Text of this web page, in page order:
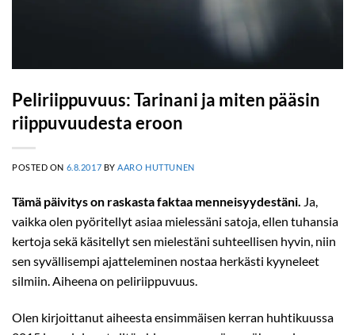
Peliriippuvuus: Tarinani ja miten pääsin
riippuvuudesta eroon
POSTED ON 6.8.2017 BYAARO HUTTUNEN
Tämä päivitys on raskasta faktaa menneisyydestäni. Ja,
vaikka olen pyöritellyt asiaa mielessäni satoja, ellen tuhansia
kertoja sekä käsitellyt sen mielestäni suhteellisen hyvin, niin
sen syvällisempi ajatteleminen nostaa herkästi kyyneleet
silmiin. Aiheena on peliriippuvuus.
Olen kirjoittanut aiheesta ensimmäisen kerran huhtikuussa